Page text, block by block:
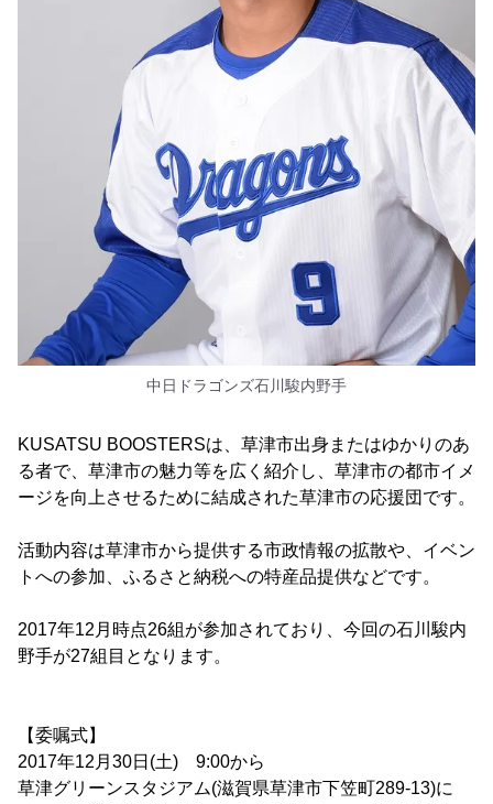
中日ドラゴンズ石川駿内野手
KUSATSU BOOSTERSは、草津市出身またはゆかりのあ
る者で、草津市の魅力等を広く紹介し、草津市の都市イメ
ージを向上させるために結成された草津市の応援団です。
活動内容は草津市から提供する市政情報の拡散や、イベン
トへの参加、ふるさと納税への特産品提供などです。
2017年12月時点26組が参加されており、今回の石川駿内
野手が27組目となります。
【委嘱式】
2017年12月30日(土) 9:00から
草津グリーンスタジアム(滋賀県草津市下笠町289-13)に